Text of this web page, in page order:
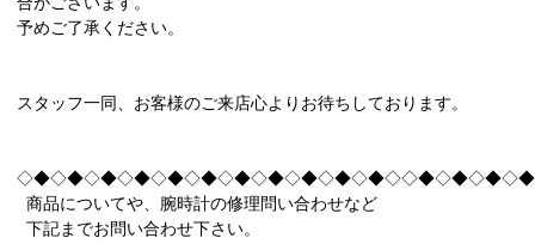
予めご了承ください。
スタッフ一同、お客様のご来店心よりお待ちしております。
商品についてや、腕時計の修理問い合わせなど
下記までお問い合わせ下さい。